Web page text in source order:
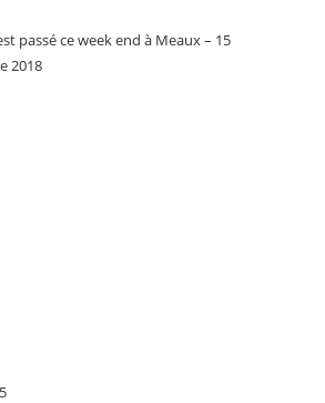
passé ce week end à Meaux – 15
2018